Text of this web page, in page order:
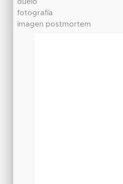
duelo
fotografía
imagen postmortem